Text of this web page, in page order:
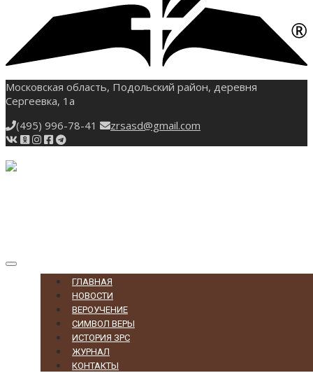
Московская область, Подольский район, деревня
Сергеевка, 1а
(495) 996-78-41
zrsasd@gmail.com
Toggle
ГЛАВНАЯ
НОВОСТИ
ВЕРОУЧЕНИЕ
СИМВОЛ ВЕРЫ
ИСТОРИЯ ЗРС
ЖУРНАЛ
КОНТАКТЫ